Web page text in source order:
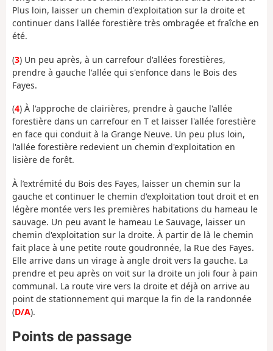
Plus loin, laisser un chemin d'exploitation sur la droite et
continuer dans l'allée forestière très ombragée et fraîche en
été.
(3) Un peu après, à un carrefour d'allées forestières,
prendre à gauche l'allée qui s'enfonce dans le Bois des
Fayes.
(4) À l'approche de clairières, prendre à gauche l'allée
forestière dans un carrefour en T et laisser l'allée forestière
en face qui conduit à la Grange Neuve. Un peu plus loin,
l'allée forestière redevient un chemin d'exploitation en
lisière de forêt.
À l’extrémité du Bois des Fayes, laisser un chemin sur la
gauche et continuer le chemin d'exploitation tout droit et en
légère montée vers les premières habitations du hameau le
sauvage. Un peu avant le hameau Le Sauvage, laisser un
chemin d'exploitation sur la droite. À partir de là le chemin
fait place à une petite route goudronnée, la Rue des Fayes.
Elle arrive dans un virage à angle droit vers la gauche. La
prendre et peu après on voit sur la droite un joli four à pain
communal. La route vire vers la droite et déjà on arrive au
point de stationnement qui marque la fin de la randonnée
(D/A).
Points de passage